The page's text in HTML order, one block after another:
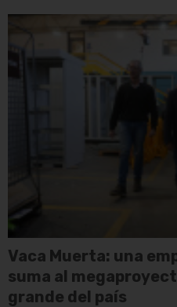
Vaca Muerta: una
suma al
grande del país